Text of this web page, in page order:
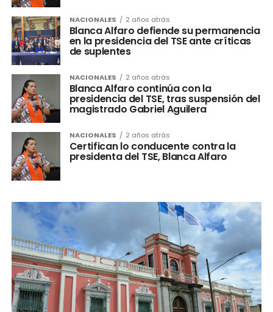
NACIONALES 2 años atrás
Blanca Alfaro defiende su permanencia
en la presidencia del TSE ante críticas
de suplentes
NACIONALES 2 años atrás
Blanca Alfaro continúa con la
presidencia del TSE, tras suspensión del
magistrado Gabriel Aguilera
NACIONALES 2 años atrás
Certifican lo conducente contra la
presidenta del TSE, Blanca Alfaro